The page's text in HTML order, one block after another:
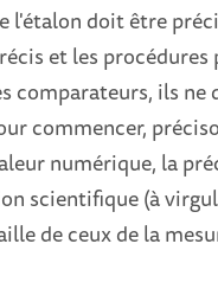
l'étalon doit être
et les procédures
comparateurs, ils ne
commencer,
numérique, la
scientifique (à
de ceux de la